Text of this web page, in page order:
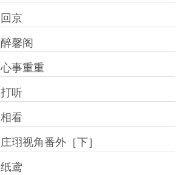
回京
醉馨阁
心事重重
打听
相看
庄珝视角番外［下］
纸鸢